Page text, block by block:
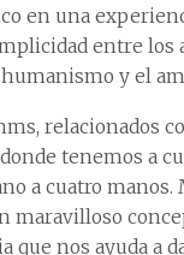
en una
entre los
y el
relacionados
tenemos a
a cuatro manos.
maravilloso
que nos ayuda a